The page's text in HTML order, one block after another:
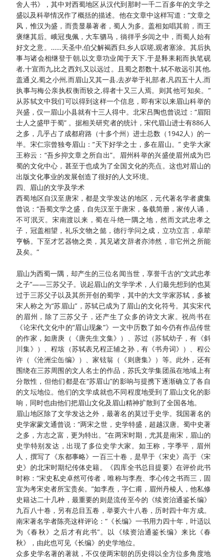
舍人书》，其中对西蜀地区从汉代到那时一千二百多年的文学之
盛以及科举情况作了概括的描述。他在文章中这样写道： “文章之
风，惟汉为盛，而贵显暴著者，蜀人为多。盖相如唱其前，而王
褒继其后。峨冠曳佩，大车驷马，徜徉乎乡闾之中，而蜀人始有
好文之意。……天圣中,伯父解褐西归,乡人叹嗟,观者塞涂。其后执
事与诸会相继登于朝,以文章功业闻于天下.于是释耒耜而执笔砚
者,十宣而九,比之西刘,又以远过。且蜀之郡数十,轼不敢远引其他,
盖通义,蜀之小州,而眉山又其一县,去岁举于礼部者,凡四五十人,而
执事与梅公亲执权衡而较之,得者十又三人焉。则其他可知矣。”
从苏轼文中我们可以得到这样一个信息，即有宋以来眉山科举的
兴盛，仅一眉山小县就有十三人得中。北宋吕陶也曾说过：“眉阳
士人之盛甲于蜀” 。据相关研究者的统计，宋代眉山进士有886人
之多，几乎占了成都府路（十多个州）进士总数（1942人）的一
半。宋仁宗曾独夸眉山：“天下好学之士，多在眉山。” 史学大家
王称云：“吾乡抑文章之所自出”。眉州科举的兴盛使眉州成为巴
蜀的文化中心，甚至于也成为了全国文化的亮点。这也对眉山的
出版文化事业的发展创造了很好的人文环境。
四、眉山的文学及学术
西蜀地区自汉至唐宋，都是文学发达的地区，元代著名学者虞集
曾说：“吾蜀文学之盛，自先汉至于唐宋，备载简册，家传人诵，
不可泯灭。宋南渡以来，蜀在斗绝一隅之地，然而文武忠孝之
子，冠盖相望，礼乐文物之懿，德行学问之成，立功立言，卓荦
亨畅。下至才艺器物之类，其见诸文辞者亦沛然，非它州之所能
及矣。”
眉山为西蜀一隅，却产生的三位名闻当世，享誉千古的“文武忠孝
之子”——三苏父子。说起眉山的文学学术，人们最先想到的也莫
过于三苏父子以及其所开创的蜀学，其中的大文学家苏轼，多被
宋人称之为“苏眉山”，苏轼已成为了眉山的文化符号。其实宋代
的眉州，除了三苏父子，还产生了众多的诗文大家。祝尚书在
《论宋代文化中的“眉山现象”》一文中历数了如今仍有作品传世
的作家，如唐庚（《唐先生文集》）、苏过（苏轼幼子，有《斜
川集》）、程垓（苏轼表兄程正辅之孙，有《书舟词》）、程公
许（《沧洲尘缶编》）、家铉翁（《则唐集》）等。此外，还有
围绕在三苏周围的文人名士的作品，苏氏文学集团虽在地域上有
分散性，但他们都是在“苏眉山”的影响与提携下逐渐确立了各自
的文坛地位。他们的文学成就也不同程度地受到了眉山文化的影
响，同时也由他们把眉山文化及眉山精神扩散到了全国各地。
眉山地区除了文学发达之外，最著名的莫过于史学。我国著名的
史学家蒙文通曾说：“两宋之世，史学特盛，超越汉唐。蜀中史著
之多，方志之富，更为特出。”在两宋时期，尤其是南宋，眉山的
史学特别发达，出现了多位史学大家。如王称，字季平，眉州
人，撰写了《东都事略》一百三十卷，是早于《宋史》高于《宋
史》的北宋时期纪传体史籍。《四库全书总目提要》在评价此书
时称：“宋史私史卓然可传者，唯称与李焘、李心传之书而三，固
宜为考宋史者所宝贵矣。”如李焘，字仁甫，眉州丹棱人，他私修
史籍达二十几种，最重要的则是流传至今的《续资治通鉴长编》
九百八十卷，另有总目五卷，举要六十八卷，历时四十年方成。
南宋著名学者陈亮这样评论：“《长编》一书用力四十年，叶适以
为《春秋》之后才有此书”。以《续资治通鉴长编》来比《春
秋》，由此也可见《长编》的史学地位。
众多史学名著的著就，不仅使两宋朝的历史得以全方位多角度地